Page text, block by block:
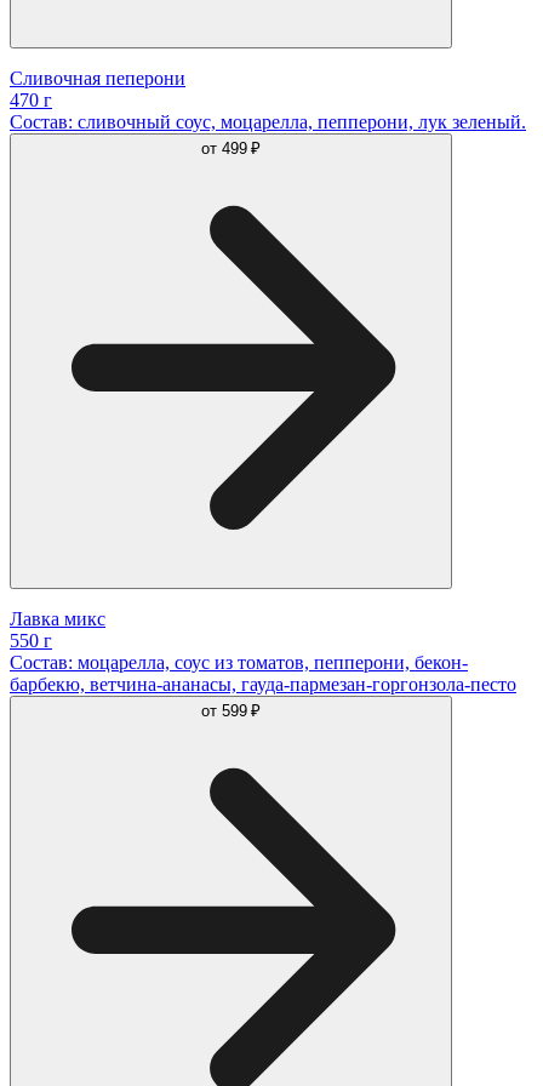
Сливочная пеперони
470 г
Состав: сливочный соус, моцарелла, пепперони, лук зеленый.
от 499 ₽
Лавка микс
550 г
Состав: моцарелла, соус из томатов, пепперони, бекон-
барбекю, ветчина-ананасы, гауда-пармезан-горгонзола-песто
от 599 ₽